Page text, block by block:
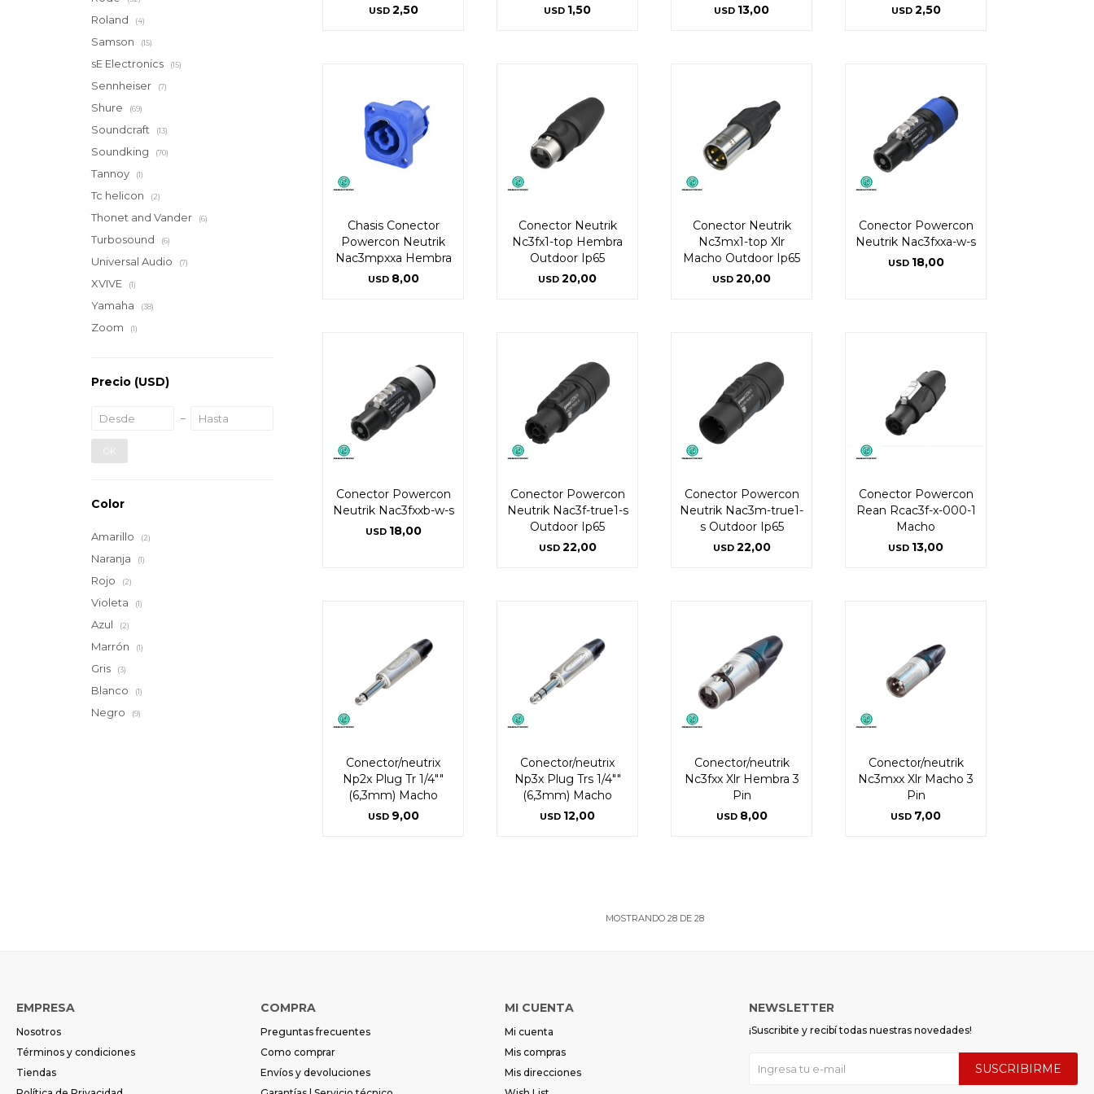
USD 2,50 USD 1,50 USD 13,00 USD 2,50
Chasis Conector
Powercon Neutrik
Nac3mpxxa Hembra
USD 8,00
Conector Neutrik
Nc3fx1-top Hembra
Outdoor Ip65
USD 20,00
Conector Neutrik
Nc3mx1-top Xlr
Macho Outdoor Ip65
USD 20,00
Conector Powercon
Neutrik Nac3fxxa-w-s
USD 18,00
Conector Powercon
Neutrik Nac3fxxb-w-s
USD 18,00
Conector Powercon
Neutrik Nac3f-true1-s
Outdoor Ip65
USD 22,00
Conector Powercon
Neutrik Nac3m-true1-
s Outdoor Ip65
USD 22,00
Conector Powercon
Rean Rcac3f-x-000-1
Macho
USD 13,00
Conector/neutrix
Np2x Plug Tr 1/4""
(6,3mm) Macho
USD 9,00
Conector/neutrix
Np3x Plug Trs 1/4""
(6,3mm) Macho
USD 12,00
Conector/neutrik
Nc3fxx Xlr Hembra 3
Pin
USD 8,00
Conector/neutrik
Nc3mxx Xlr Macho 3
Pin
USD 7,00
MOSTRANDO 28DE 28
Roland (4)
Samson (15)
sE Electronics (15)
Sennheiser (7)
Shure (69)
Soundcraft (13)
Soundking (70)
Tannoy (1)
Tc helicon (2)
Thonet and Vander (6)
Turbosound (6)
Universal Audio (7)
XVIVE (1)
Yamaha (38)
Zoom (1)
Precio (USD)
OK
Color
Amarillo (2)
Naranja (1)
Rojo (2)
Violeta (1)
Azul (2)
Marrón (1)
Gris (3)
Blanco (1)
Negro (9)
EMPRESA
Nosotros
Términos y condiciones
Tiendas
COMPRA
Preguntas frecuentes
Como comprar
Envíos y devoluciones
MI CUENTA
Mi cuenta
Mis compras
Mis direcciones
NEWSLETTER
¡Suscribite y recibí todas nuestras novedades!
SUSCRIBIRME